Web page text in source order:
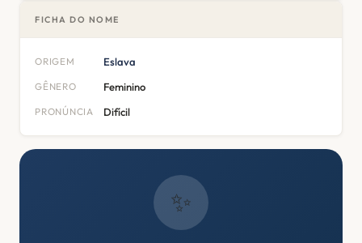
FICHA DO NOME
ORIGEM Eslava
GÊNERO Feminino
PRONÚNCIA Difícil
✨